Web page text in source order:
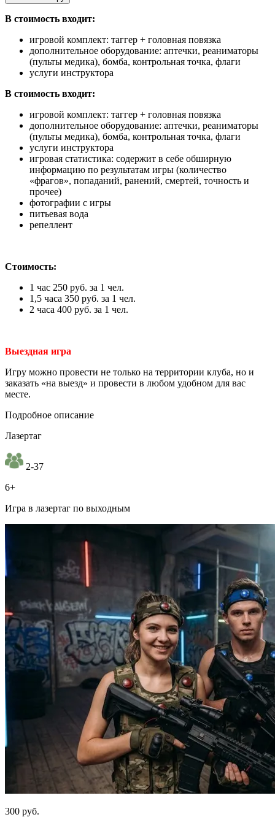
В стоимость входит:
игровой комплект: таггер + головная повязка
дополнительное оборудование: аптечки, реаниматоры
(пульты медика), бомба, контрольная точка, флаги
услуги инструктора
В стоимость входит:
игровой комплект: таггер + головная повязка
дополнительное оборудование: аптечки, реаниматоры
(пульты медика), бомба, контрольная точка, флаги
услуги инструктора
игровая статистика: содержит в себе обширную
информацию по результатам игры (количество
«фрагов», попаданий, ранений, смертей, точность и
прочее)
фотографии с игры
питьевая вода
репеллент
Стоимость:
1 час 250 руб. за 1 чел.
1,5 часа 350 руб. за 1 чел.
2 часа 400 руб. за 1 чел.
Выездная игра
Игру можно провести не только на территории клуба, но и
заказать «на выезд» и провести в любом удобном для вас
месте.
Подробное описание
Лазертаг
2-37
6+
Игра в лазертаг по выходным
300 руб.